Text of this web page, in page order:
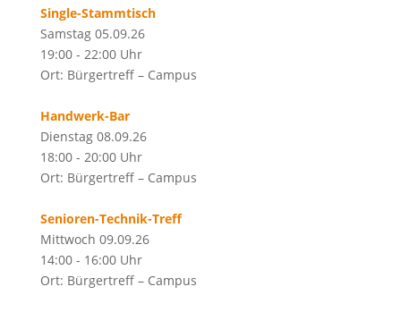
Single-Stammtisch
Samstag 05.09.26
19:00 - 22:00 Uhr
Ort: Bürgertreff – Campus
Handwerk-Bar
Dienstag 08.09.26
18:00 - 20:00 Uhr
Ort: Bürgertreff – Campus
Senioren-Technik-Treff
Mittwoch 09.09.26
14:00 - 16:00 Uhr
Ort: Bürgertreff – Campus